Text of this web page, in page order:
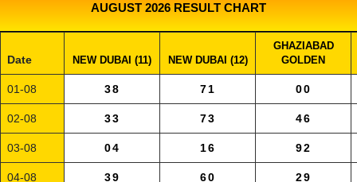
AUGUST 2026 RESULT CHART
Date NEW DUBAI (11) NEW DUBAI (12)
GHAZIABAD
GOLDEN
01-08 38 71 00
02-08 33 73 46
03-08 04 16 92
04-08 39 60 29